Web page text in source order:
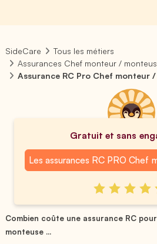
SideCare
Tous les métiers
Assurances Chef monteur /
Assurance RC Pro Chef monteur
Gratuit et sans
Les assurances RC PRO Chef
Combien coûte une assurance RC
monteuse ...